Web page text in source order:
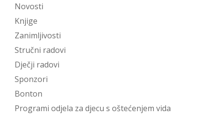
Novosti
Knjige
Zanimljivosti
Stručni radovi
Dječji radovi
Sponzori
Bonton
Programi odjela za djecu s oštećenjem vida